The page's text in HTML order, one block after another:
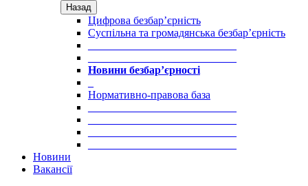
Назад
Цифрова безбар’єрність
Суспільна та громадянська безбар’єрність
Новини безбар’єрності
Нормативно-правова база
Новини
Вакансії